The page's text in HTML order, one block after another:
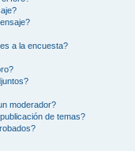
a la encuesta?
moderador?
de temas?